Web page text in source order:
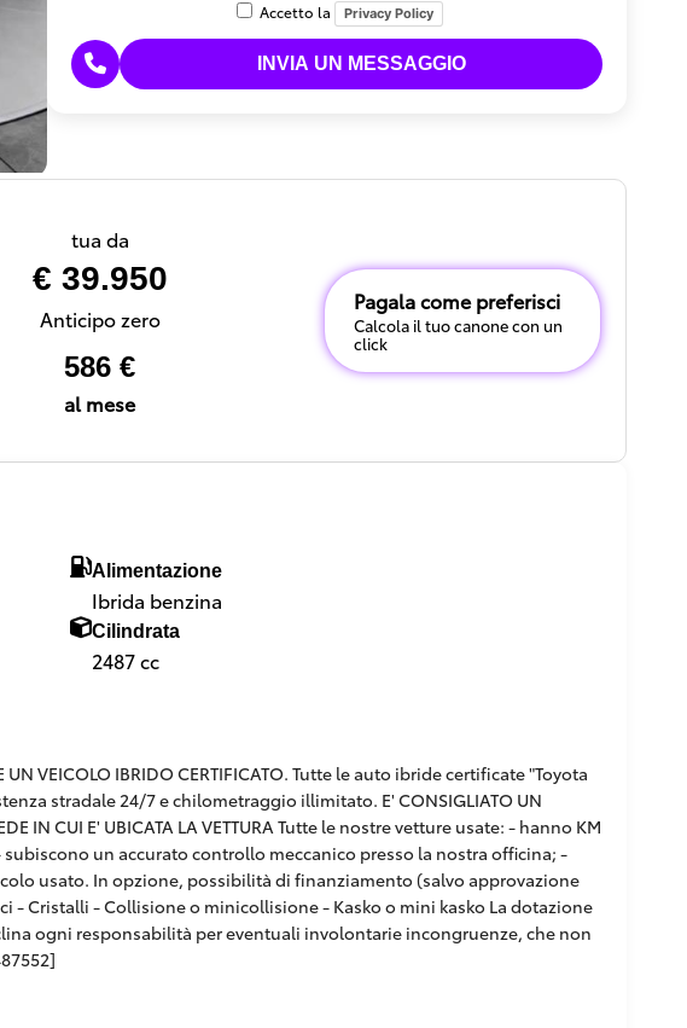
Accetto la Privacy Policy
tua da
€ 39.950
Anticipo zero
586 €
al mese
Pagala come preferisci
Calcola il tuo canone con un
click
Alimentazione
Ibrida benzina
Cilindrata
2487 cc
UN VEICOLO IBRIDO CERTIFICATO. Tutte le auto ibride certificate "Toyota
stradale 24/7 e chilometraggio illimitato. E' CONSIGLIATO UN
IN CUI E' UBICATA LA VETTURA Tutte le nostre vetture usate: - hanno KM
un accurato controllo meccanico presso la nostra officina; -
usato. In opzione, possibilità di finanziamento (salvo approvazione
Cristalli - Collisione o minicollisione - Kasko o mini kasko La dotazione
ogni responsabilità per eventuali involontarie incongruenze, che non